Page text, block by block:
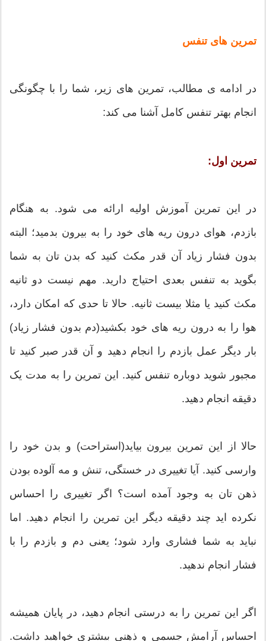
تمرین های تنفس
در ادامه ی مطالب، تمرین های زیر، شما را با چگونگی
انجام بهتر تنفس کامل آشنا می کند:
تمرین اول:
در این تمرین آموزش اولیه ارائه می شود. به هنگام
بازدم، هوای درون ریه های خود را به بیرون بدمید؛ البته
بدون فشار زیاد آن قدر مکث کنید که بدن تان به شما
بگوید به تنفس بعدی احتیاج دارید. مهم نیست دو ثانیه
مکث کنید یا مثلا بیست ثانیه. حالا تا حدی که امکان دارد،
هوا را به درون ریه های خود بکشید(دم بدون فشار زیاد)
بار دیگر عمل بازدم را انجام دهید و آن قدر صبر کنید تا
مجبور شوید دوباره تنفس کنید. این تمرین را به مدت یک
دقیقه انجام دهید.
حالا از این تمرین بیرون بیاید(استراحت) و بدن خود را
وارسی کنید. آیا تغییری در خستگی، تنش و مه آلوده بودن
ذهن تان به وجود آمده است؟ اگر تغییری را احساس
نکرده اید چند دقیقه دیگر این تمرین را انجام دهید. اما
نباید به شما فشاری وارد شود؛ یعنی دم و بازدم را با
فشار انجام ندهید.
اگر این تمرین را به درستی انجام دهید، در پایان همیشه
احساس آرامش جسمی و ذهنی بیشتری خواهید داشت.